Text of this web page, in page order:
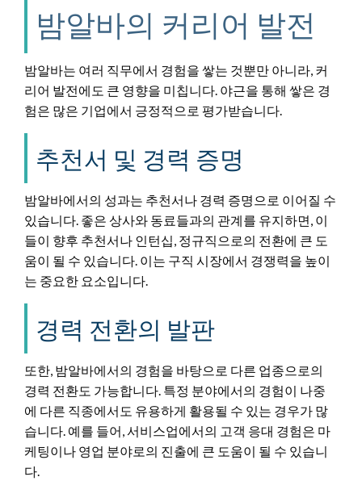
밤알바의 커리어 발전
밤알바는 여러 직무에서 경험을 쌓는 것뿐만 아니라, 커
리어 발전에도 큰 영향을 미칩니다. 야근을 통해 쌓은 경
험은 많은 기업에서 긍정적으로 평가받습니다.
추천서 및 경력 증명
밤알바에서의 성과는 추천서나 경력 증명으로 이어질 수
있습니다. 좋은 상사와 동료들과의 관계를 유지하면, 이
들이 향후 추천서나 인턴십, 정규직으로의 전환에 큰 도
움이 될 수 있습니다. 이는 구직 시장에서 경쟁력을 높이
는 중요한 요소입니다.
경력 전환의 발판
또한, 밤알바에서의 경험을 바탕으로 다른 업종으로의
경력 전환도 가능합니다. 특정 분야에서의 경험이 나중
에 다른 직종에서도 유용하게 활용될 수 있는 경우가 많
습니다. 예를 들어, 서비스업에서의 고객 응대 경험은 마
케팅이나 영업 분야로의 진출에 큰 도움이 될 수 있습니
다.